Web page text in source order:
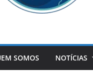
SOMOS NOTÍCIAS